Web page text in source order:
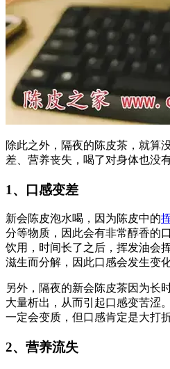
除此之外，隔夜的陈皮茶，就算
差、营养丧失，喝了对身体也没
1、口感变差
新会陈皮泡水喝，因为陈皮中的
分等物质，因此会有非常醇香的
饮用，时间长了之后，挥发油会
滋生而分解，因此口感会发生变化
另外，隔夜的新会陈皮茶因为长
大量析出，从而引起口感变苦涩
一定会变质，但口感肯定是大打折
2、营养流失